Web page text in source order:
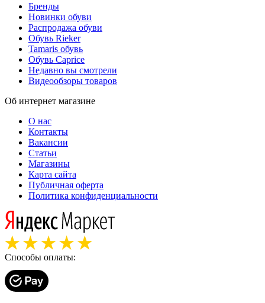
Бренды
Новинки обуви
Распродажа обуви
Обувь Rieker
Tamaris обувь
Обувь Caprice
Недавно вы смотрели
Видеообзоры товаров
Об интернет магазине
О нас
Контакты
Вакансии
Статьи
Магазины
Карта сайта
Публичная оферта
Политика конфиденциальности
Способы оплаты: